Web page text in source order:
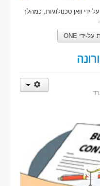
וואן טכנולוגיות, כמהלך